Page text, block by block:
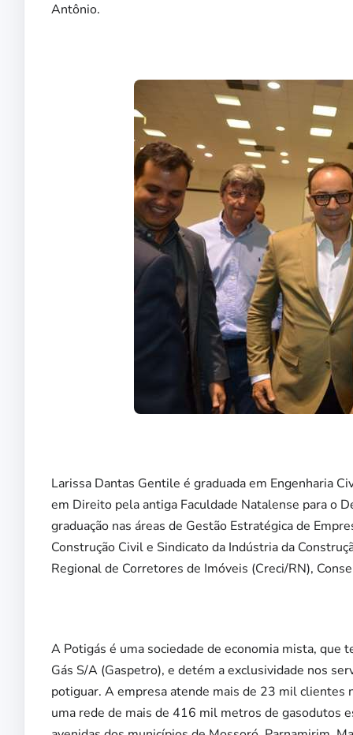
Antônio.
Larissa Dantas Gentile é graduada em Engenharia
em Direito pela antiga Faculdade Natalense para o
graduação nas áreas de Gestão Estratégica de
Construção Civil e Sindicato da Indústria da
Regional de Corretores de Imóveis (Creci/RN),
A Potigás é uma sociedade de economia mista, que
Gás S/A (Gaspetro), e detém a exclusividade nos
potiguar. A empresa atende mais de 23 mil
uma rede de mais de 416 mil metros de gasodutos